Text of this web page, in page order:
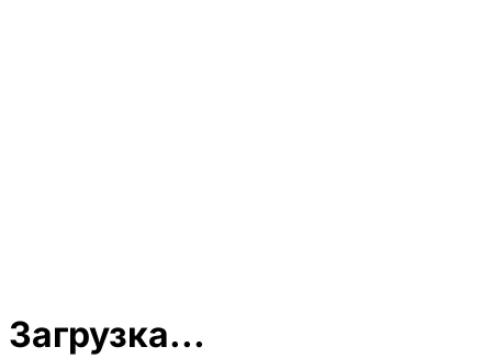
Загрузка...